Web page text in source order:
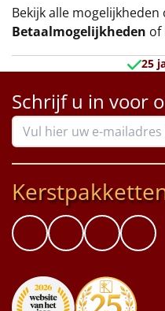
Bekijk alle mogelijkheden
Betaalmogelijkheden of
25
Schrijf u in voor